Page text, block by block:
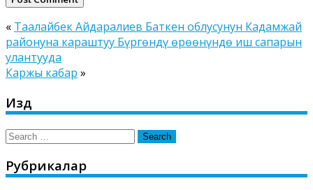
« Таалайбек Айдаралиев Баткен облусунун Кадамжай
районуна караштуу Бүргөндү өрөөнүндө иш сапарын
улантууда
Каржы кабар »
Издөө
Search
Рубрикалар